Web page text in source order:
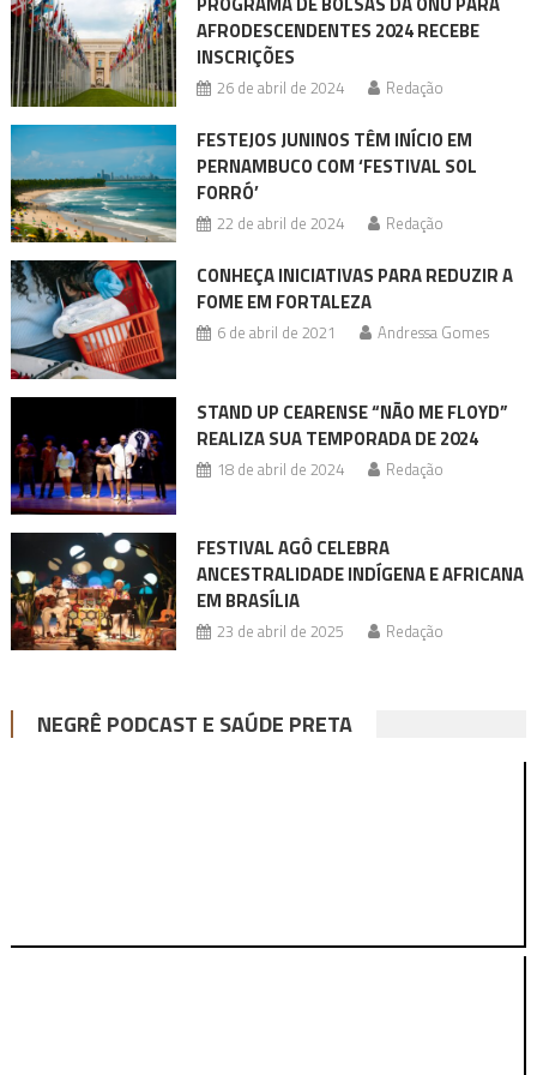
AFRODESCENDENTES 2024 RECEBE
INSCRIÇÕES
26 de abril de 2024 Redação
FESTEJOS JUNINOS TÊM INÍCIO EM
PERNAMBUCO COM ‘FESTIVAL SOL
FORRÓ’
22 de abril de 2024 Redação
CONHEÇA INICIATIVAS PARA REDUZIR A
FOME EM FORTALEZA
6 de abril de 2021 Andressa Gomes
STAND UP CEARENSE “NÃO ME FLOYD”
REALIZA SUA TEMPORADA DE 2024
18 de abril de 2024 Redação
FESTIVAL AGÔ CELEBRA
ANCESTRALIDADE INDÍGENA E AFRICANA
EM BRASÍLIA
23 de abril de 2025 Redação
NEGRÊ PODCAST E SAÚDE PRETA